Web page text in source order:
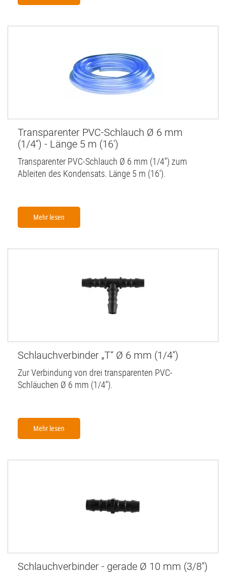
Transparenter PVC-Schlauch Ø 6 mm
(1/4'') - Länge 5 m (16')
Transparenter PVC-Schlauch Ø 6 mm (1/4'') zum
Ableiten des Kondensats. Länge 5 m (16').
Mehr lesen
Schlauchverbinder „T“ Ø 6 mm (1/4'')
Zur Verbindung von drei transparenten PVC-
Schläuchen Ø 6 mm (1/4'').
Mehr lesen
Schlauchverbinder - gerade Ø 10 mm (3/8'')